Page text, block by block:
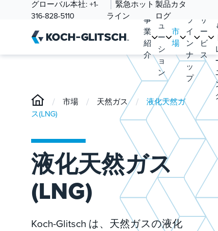
グローバル本社: +1-
316-828-5110
緊急ホット
ライン
製品カタ
ログ
事
業
紹
介
リ
ュ
ー
シ
ョ
ン
市
場
ラ
イ
ン
ナ
ッ
プ
サ
ー
ビ
ス
/ 市場 / 天然ガス /
液化天然ガ
ス(LNG)
液化天然ガス
(LNG)
Koch-Glitsch は、天然ガスの液化